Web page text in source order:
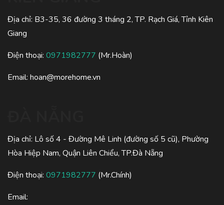
Địa chỉ: B3-35, 36 đường 3 tháng 2, TP. Rạch Giá, Tỉnh Kiên
Giang
Điện thoại: 0971982777 (Mr.Hoàn)
Email: hoan@morehome.vn
Địa chỉ: Lô số 4 - Đường Mê Linh (đường số 5 cũ), Phường
Hòa Hiệp Nam, Quận Liên Chiểu, TP.Đà Nẵng
Điện thoại: 0971982777 (Mr.Chính)
Email: